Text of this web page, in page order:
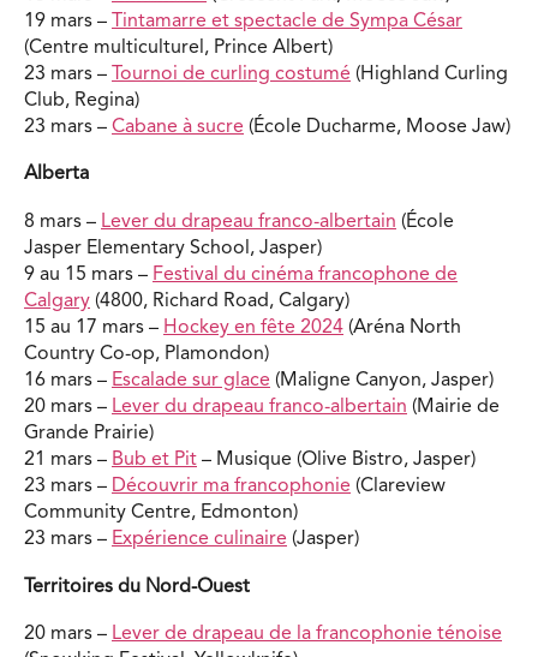
19 mars –
Tintamarre et spectacle de Sympa César
(Centre multiculturel, Prince Albert)
23 mars –
Tournoi de curling costumé (Highland Curling
Club, Regina)
23 mars – Cabane à sucre (École Ducharme, Moose Jaw)
Alberta
8 mars – Lever du drapeau franco-albertain (École
Jasper Elementary School, Jasper)
9 au 15 mars – Festival du cinéma francophone de
Calgary (4800, Richard Road, Calgary)
15 au 17 mars – Hockey en fête 2024 (Aréna North
Country Co-op, Plamondon)
16 mars – Escalade sur glace (Maligne Canyon, Jasper)
20 mars – Lever du drapeau franco-albertain (Mairie de
Grande Prairie)
21 mars – Bub et Pit – Musique (Olive Bistro, Jasper)
23 mars – Découvrir ma francophonie (Clareview
Community Centre, Edmonton)
23 mars – Expérience culinaire (Jasper)
Territoires du Nord-Ouest
20 mars – Lever de drapeau de la francophonie ténoise